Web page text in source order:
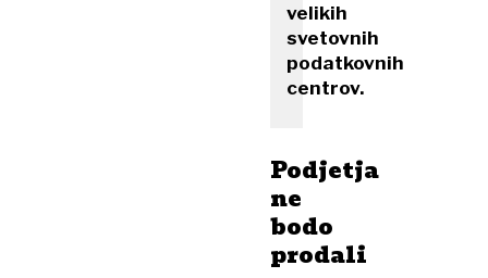
velikih
svetovnih
podatkovnih
centrov.
Podjetja
ne
bodo
prodali